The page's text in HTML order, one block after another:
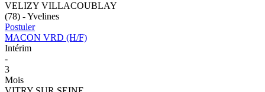
VELIZY VILLACOUBLAY
(78) - Yvelines
Postuler
MACON VRD (H/F)
Intérim
-
3
Mois